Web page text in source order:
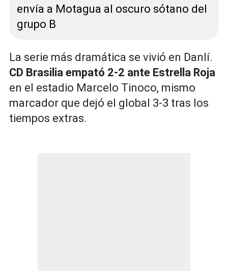
envía a Motagua al oscuro sótano del
grupo B
La serie más dramática se vivió en Danlí.
CD Brasilia empató 2-2 ante Estrella Roja
en el estadio Marcelo Tinoco, mismo
marcador que dejó el global 3-3 tras los
tiempos extras.